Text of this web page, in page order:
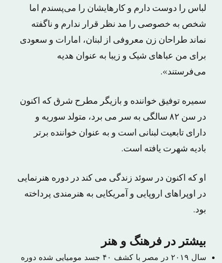
لباس را دوست دارم و کارهایشان را می‌پسندم اما
شخص به خصوصی را مد نظر قرار ندارم و ناگفته
نماند طراحان زن معروفی از لبنان، امارات و سعودی
برای من عباهای شیک و زیبا به عنوان هدیه
می‌فرستند».
سمیره توفیق خواننده و بازیگر مطرح شرق که اکنون
در سن ۸۲ سالگی به سر می برد، متولد سوریه و
دارای تابعیت لبنانی است و به عنوان خواننده برتر
بادیه شهرت یافته است.
او که اکنون در سوئد زندگی می کند در دوره هنرنمایی
در اوپراهای اروپایی و آمریکایی به هنرمندی پرداخته
بود.
بیشتر در فرهنگ و هنر
سال ۲۰۱۹ در مصر با کشف ۴۰ جسد مومیایی شده دوره